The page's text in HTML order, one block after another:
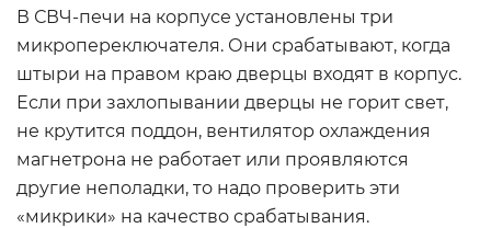
В СВЧ-печи на корпусе установлены три
микропереключателя. Они срабатывают, когда
штыри на правом краю дверцы входят в корпус.
Если при захлопывании дверцы не горит свет,
не крутится поддон, вентилятор охлаждения
магнетрона не работает или проявляются
другие неполадки, то надо проверить эти
«микрики» на качество срабатывания.